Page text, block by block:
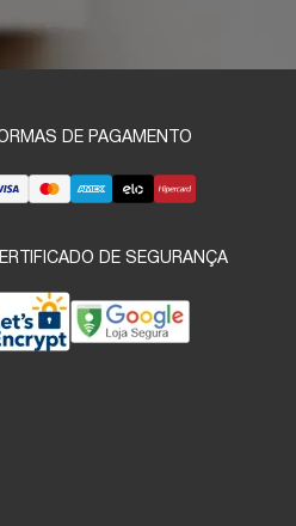
DE PAGAMENTO
DE SEGURANÇA